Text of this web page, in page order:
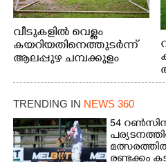
വീടുകളിൽ വെള്ളം
കയറിയതിനെത്തുടർന്ന്
ആലപ്പുഴ ചമ്പക്കുളം
പോരൂക്കര സെൻട്രൽ
സ്കൂളിലെ ദുരിതാശ്വാസ
ക്യാമ്പിലെത്തിയവർ
വസ്ത്രങ്ങൾ
ഉണക്കാനിട്ടിരിക്കുന്ന
ഗോൾപോസ്റ്റിന് മുന്നിൽ
TRENDING IN NEWS 360
54
മത്സരത്തിൽ
രണ്ടക്കം